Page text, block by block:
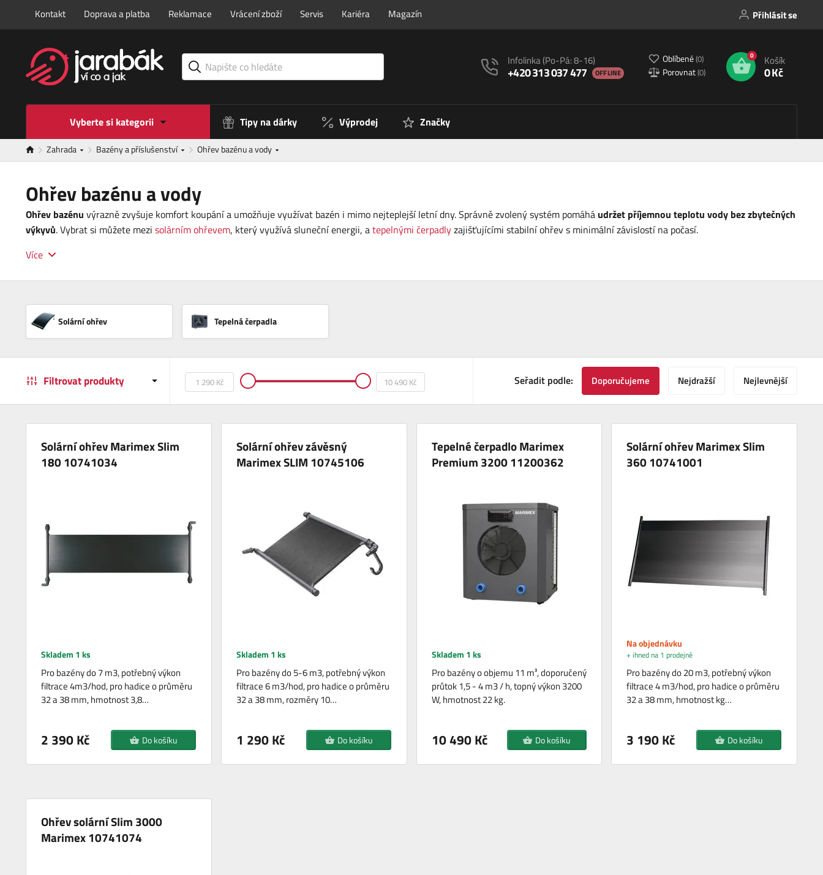
Kontakt Doprava a platba Reklamace Vrácení zboží Servis Kariéra Magazín Přihlásit se
Infolinka(Po-Pá: 8-16)
+420 313 037 477 OFFLINE
Oblíbené(0)
Porovnat(0)
0 Košík
0 Kč
Vyberte si kategorii Tipy na dárky Výprodej Značky
Zahrada Bazény a příslušenství Ohřev bazénu a vody
Ohřev bazénu a vody
Ohřev bazénu výrazně zvyšuje komfort koupání a umožňuje využívat bazén i mimo nejteplejší letní dny. Správně zvolený systém pomáhá udržet příjemnou teplotu vody bez zbytečných
výkyvů. Vybrat si můžete mezi solárním ohřevem, který využívá sluneční energii, atepelnými čerpadlyzajišťujícími stabilní ohřev s minimální závislostí na počasí.
Více
Solární ohřev Tepelná čerpadla
Filtrovat produkty Seřadit podle: Doporučujeme Nejdražší Nejlevnější
Solární ohřev Marimex Slim
180 10741034
Skladem 1 ks
Pro bazény do 7 m3, potřebný výkon
filtrace 4m3/hod, pro hadice o průměru
32 a 38 mm, hmotnost 3,8…
2 390 Kč Do košíku
Solární ohřev závěsný
Marimex SLIM 10745106
Skladem 1 ks
Pro bazény do 5-6 m3, potřebný výkon
filtrace 6 m3/hod, pro hadice o průměru
32 a 38 mm, rozměry 10…
1 290 Kč Do košíku
Tepelné čerpadlo Marimex
Premium 3200 11200362
Skladem 1 ks
Pro bazény o objemu 11 m³, doporučený
průtok 1,5 - 4 m3 / h, topný výkon 3200
W, hmotnost 22 kg.
10 490 Kč Do košíku
Solární ohřev Marimex Slim
360 10741001
Na objednávku
+ ihned na 1 prodejně
Pro bazény do 20 m3, potřebný výkon
filtrace 4 m3/hod, pro hadice o průměru
32 a 38 mm, hmotnost kg…
3 190 Kč Do košíku
Ohřev solární Slim 3000
Marimex 10741074